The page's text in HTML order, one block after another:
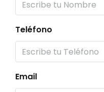
Teléfono
Email